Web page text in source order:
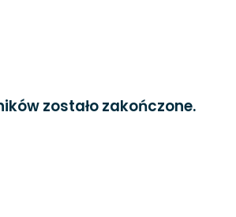
zostało zakończone.